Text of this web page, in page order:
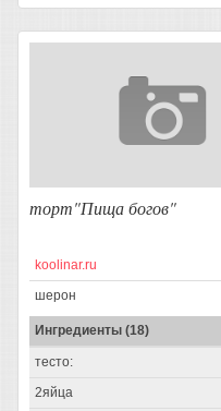
торт"Пища богов"
koolinar.ru
шерон
Ингредиенты (18)
тесто:
2яйца